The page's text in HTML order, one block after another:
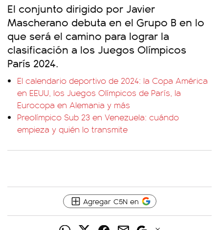
El conjunto dirigido por Javier
Mascherano debuta en el Grupo B en lo
que será el camino para lograr la
clasificación a los Juegos Olímpicos
París 2024.
El calendario deportivo de 2024: la Copa América
en EEUU, los Juegos Olímpicos de París, la
Eurocopa en Alemania y más
Preolímpico Sub 23 en Venezuela: cuándo
empieza y quién lo transmite
Agregar C5N en